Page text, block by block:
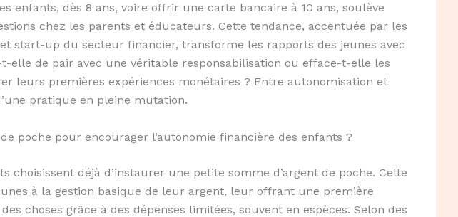
enfants, dès 8 ans, voire offrir une carte bancaire à 10 ans, soulève
chez les parents et éducateurs. Cette tendance, accentuée par les
start-up du secteur financier, transforme les rapports des jeunes avec
t-elle de pair avec une véritable responsabilisation ou efface-t-elle les
leurs premières expériences monétaires ? Entre autonomisation et
pratique en pleine mutation.
poche pour encourager l’autonomie financière des enfants ?
choisissent déjà d’instaurer une petite somme d’argent de poche. Cette
à la gestion basique de leur argent, leur offrant une première
choses grâce à des dépenses limitées, souvent en espèces. Selon des